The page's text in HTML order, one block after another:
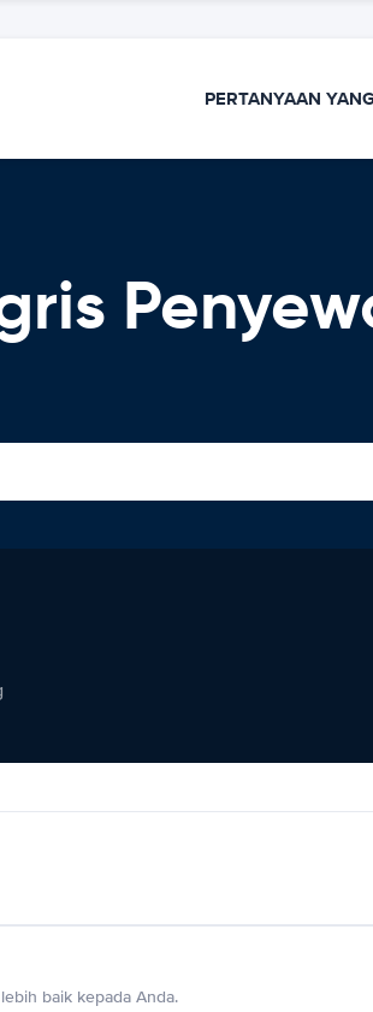
PERTANYAAN
baik kepada Anda.